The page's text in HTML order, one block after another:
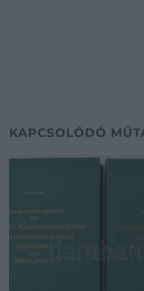
KAPCSOLÓDÓ